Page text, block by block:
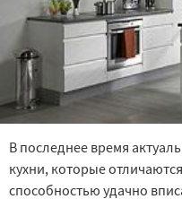
В последнее время
кухни, которые
способностью удачно